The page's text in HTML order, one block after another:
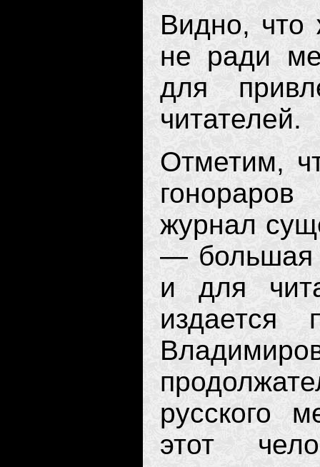
Видно,
не ради
для
читателей.
Отметим,
журнал
— большая
и для
издается
русского
этот